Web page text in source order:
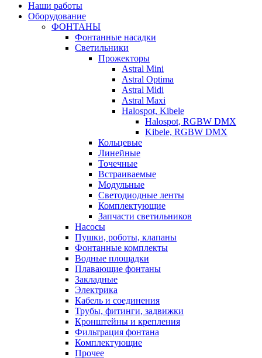
Наши работы
Оборудование
ФОНТАНЫ
Фонтанные насадки
Cветильники
Прожекторы
Astral Mini
Astral Optima
Astral Midi
Astral Maxi
Halospot, Kibele
Halospot, RGBW DMX
Kibele, RGBW DMX
Кольцевые
Линейные
Точечные
Встраиваемые
Модульные
Светодиодные ленты
Комплектующие
Запчасти светильников
Насосы
Пушки, роботы, клапаны
Фонтанные комплекты
Водные площадки
Плавающие фонтаны
Закладные
Электрика
Кабель и соединения
Трубы, фитинги, задвижки
Кронштейны и крепления
Фильтрация фонтана
Комплектующие
Прочее